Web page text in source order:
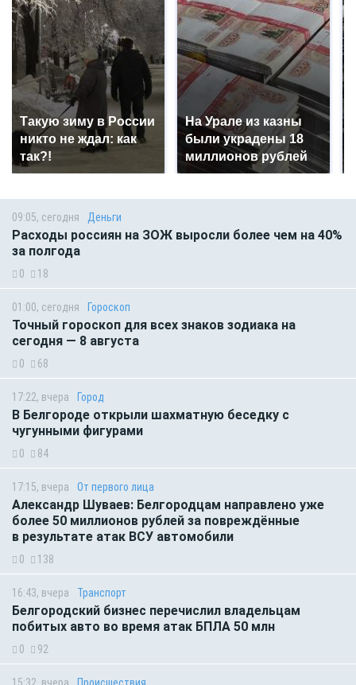
Такую зиму в России
никто не ждал: как
так?!
На Урале из казны
были украдены 18
миллионов рублей
09:05, сегодня Деньги
Расходы россиян на ЗОЖ выросли более чем на 40%
за полгода
0 18
01:00, сегодня Гороскоп
Точный гороскоп для всех знаков зодиака на
сегодня — 8 августа
0 68
17:22, вчера Город
В Белгороде открыли шахматную беседку с
чугунными фигурами
0 84
17:15, вчера От первого лица
Александр Шуваев: Белгородцам направлено уже
более 50 миллионов рублей за повреждённые
в результате атак ВСУ автомобили
0 138
16:43, вчера Транспорт
Белгородский бизнес перечислил владельцам
побитых авто во время атак БПЛА 50 млн
0 92